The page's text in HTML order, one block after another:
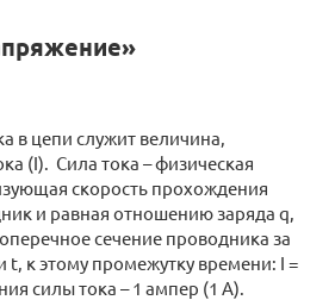
в цепи служит величина,
(I). Сила тока – физическая
скорость прохождения
и равная отношению заряда q,
сечение проводника за
к этому промежутку времени: I =
силы тока – 1 ампер (1 А).